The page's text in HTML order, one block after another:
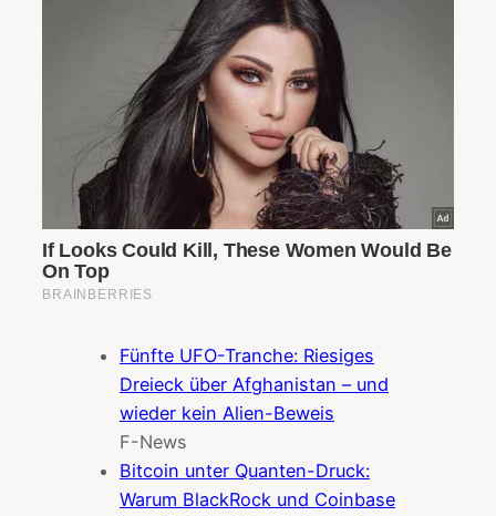
Fünfte UFO-Tranche: Riesiges
Dreieck über Afghanistan – und
wieder kein Alien-Beweis
F-News
Bitcoin unter Quanten-Druck:
Warum BlackRock und Coinbase